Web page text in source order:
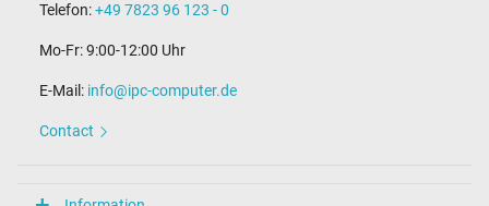
Telefon:+49 7823 96 123 - 0
Mo-Fr: 9:00-12:00 Uhr
E-Mail: info@ipc-computer.de
Contact